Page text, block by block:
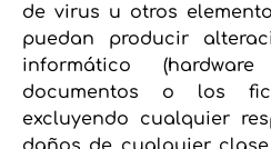
de virus u otros
puedan producir
informático
documentos o los
excluyendo cualquier